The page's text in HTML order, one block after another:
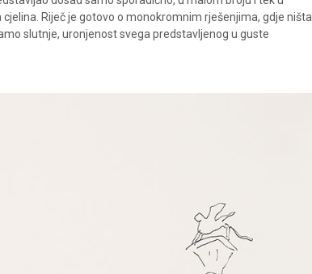
Riječ je gotovo o monokromnim rješenjima, gdje ništa
slutnje, uronjenost svega predstavljenog u guste